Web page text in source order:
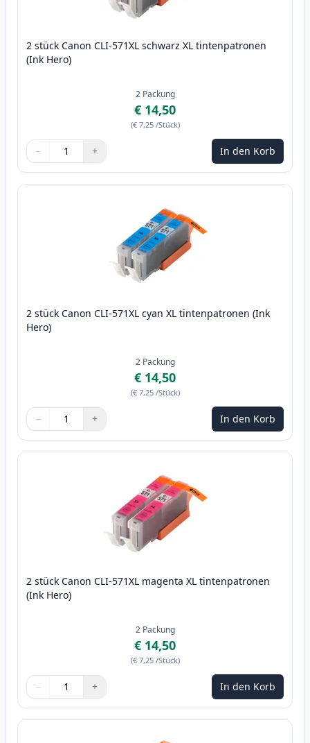
2 stück Canon CLI-571XL schwarz XL tintenpatronen
(Ink Hero)
2 Packung
€ 14,50
(€ 7,25 /Stück)
Menge
Verwenden Sie die Tasten, um anzupassen
− +
Menge 1 In den Korb
2 stück Canon CLI-571XL cyan XL tintenpatronen (Ink
Hero)
2 Packung
€ 14,50
(€ 7,25 /Stück)
Menge
Verwenden Sie die Tasten, um anzupassen
− +
Menge 1 In den Korb
2 stück Canon CLI-571XL magenta XL tintenpatronen
(Ink Hero)
2 Packung
€ 14,50
(€ 7,25 /Stück)
Menge
Verwenden Sie die Tasten, um anzupassen
− +
Menge 1 In den Korb